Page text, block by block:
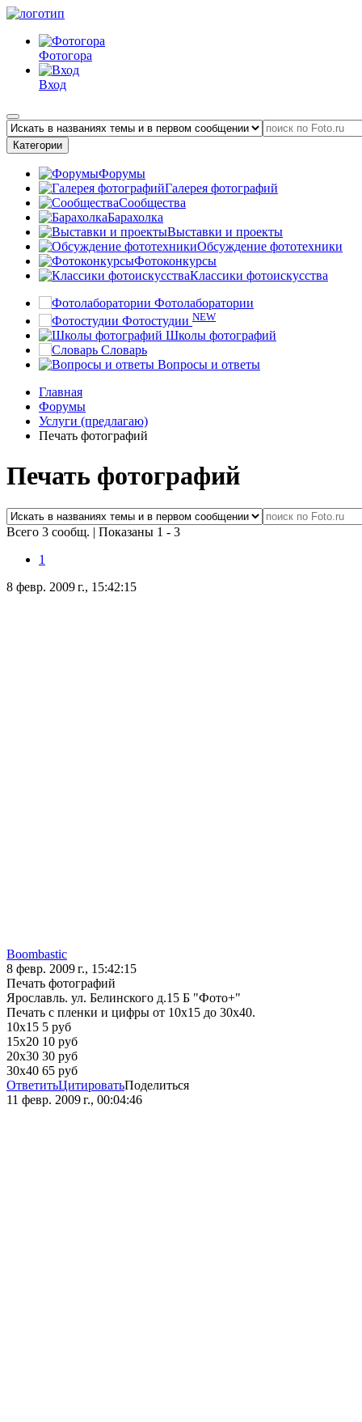
Фотогора
Вход
Категории
Форумы
Галерея фотографий
Сообщества
Барахолка
Выставки и проекты
Обсуждение фототехники
Фотоконкурсы
Классики фотоискусства
Фотолаборатории
Фотостудии NEW
Школы фотографий
Словарь
Вопросы и ответы
Главная
Форумы
Услуги (предлагаю)
Печать фотографий
Печать фотографий
Всего 3 сообщ. | Показаны 1 - 3
1
8 февр. 2009 г., 15:42:15
Boombastic
8 февр. 2009 г., 15:42:15
Печать фотографий
Ярославль. ул. Белинского д.15 Б "Фото+"
Печать с пленки и цифры от 10х15 до 30х40.
10х15 5 руб
15х20 10 руб
20х30 30 руб
30х40 65 руб
ОтветитьЦитироватьПоделиться
11 февр. 2009 г., 00:04:46